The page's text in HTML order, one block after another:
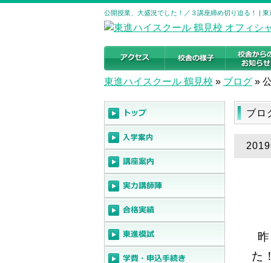
公開授業、大盛況でした！／３講座締め切り迫る！ |
東進ハイスクール 鶴見校 » ブログ »
ブロ
た